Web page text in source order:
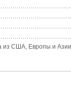
США, Европы и